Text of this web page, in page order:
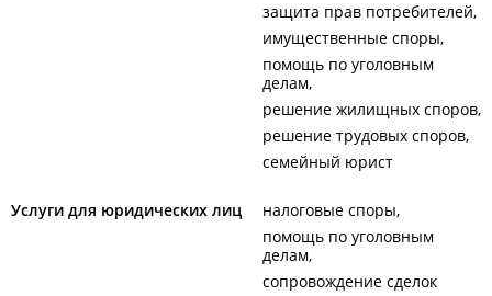
защита прав потребителей
имущественные споры
помощь по уголовным
делам
решение жилищных споров
решение трудовых споров
семейный юрист
Услуги для юридических лиц
налоговые споры
помощь по уголовным
делам
сопровождение сделок